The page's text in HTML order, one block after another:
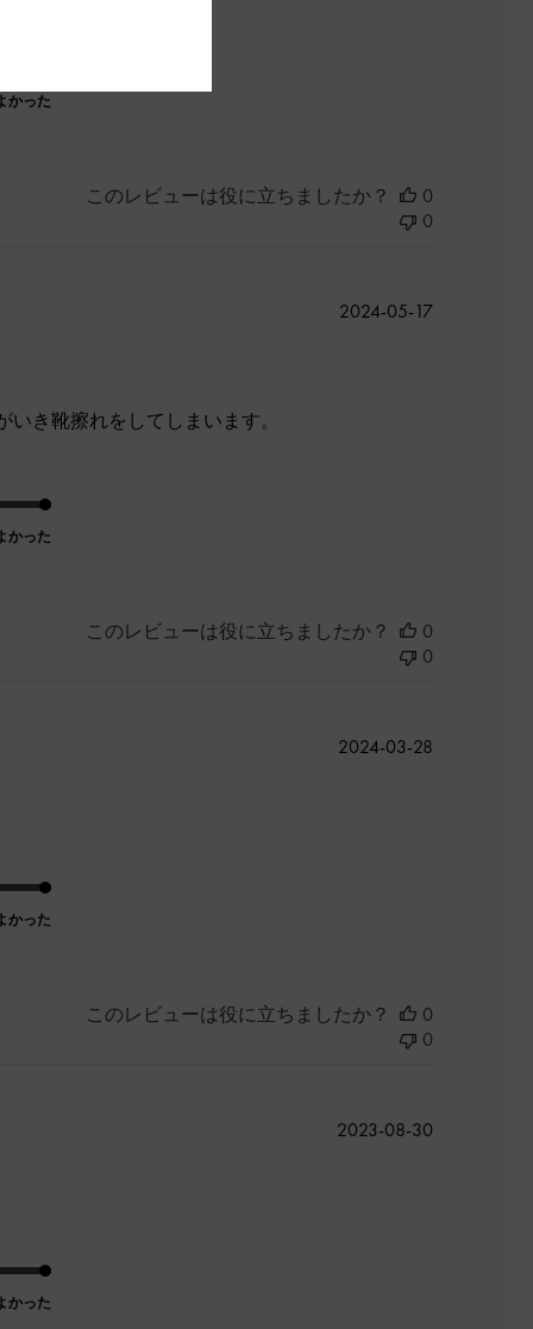
かった
このレビューは役に立ちましたか？
0
0
き靴擦れをしてしまいます。
かった
公
2024-05-17
このレビューは役に立ちましたか？
0
0
かった
公
2024-03-28
このレビューは役に立ちましたか？
0
0
かった
公
2023-08-30